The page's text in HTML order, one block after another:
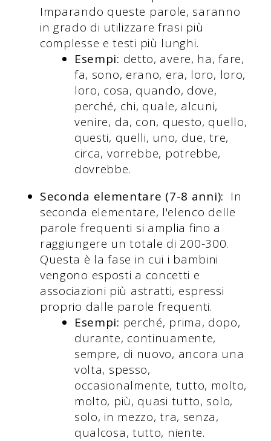
Imparando queste parole, saranno
in grado di utilizzare frasi più
complesse e testi più lunghi.
Esempi: detto, avere, ha, fare,
fa, sono, erano, era, loro, loro,
loro, cosa, quando, dove,
perché, chi, quale, alcuni,
venire, da, con, questo, quello,
questi, quelli, uno, due, tre,
circa, vorrebbe, potrebbe,
dovrebbe.
Seconda elementare (7-8 anni): In
seconda elementare, l'elenco delle
parole frequenti si amplia fino a
raggiungere un totale di 200-300.
Questa è la fase in cui i bambini
vengono esposti a concetti e
associazioni più astratti, espressi
proprio dalle parole frequenti.
Esempi: perché, prima, dopo,
durante, continuamente,
sempre, di nuovo, ancora una
volta, spesso,
occasionalmente, tutto, molto,
molto, più, quasi tutto, solo,
solo, in mezzo, tra, senza,
qualcosa, tutto, niente.